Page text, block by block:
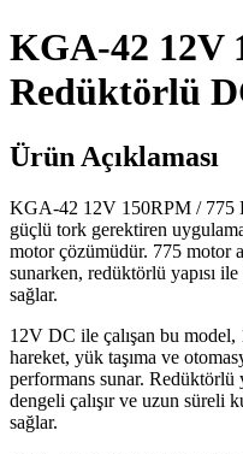
KGA-42 12V
Redüktörlü
Ürün Açıklaması
KGA-42 12V 150RPM / 775
güçlü tork gerektiren
motor çözümüdür. 775 motor
sunarken, redüktörlü yapısı
sağlar.
12V DC ile çalışan bu model,
hareket, yük taşıma ve
performans sunar. Redüktörlü
dengeli çalışır ve uzun süreli
sağlar.